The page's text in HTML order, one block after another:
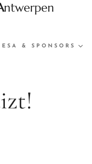
ntwerpen
& SPONSORS